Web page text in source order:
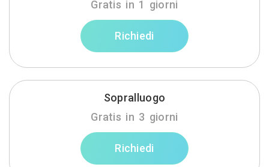
Gratis in 1 giorni
Richiedi
Sopralluogo
Gratis in 3 giorni
Richiedi